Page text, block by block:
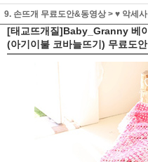
9. 손뜨개 무료도안&동영상> ♥ 악세
[태교뜨개질]Baby_Granny 베
(아기이불 코바늘뜨기) 무료도안